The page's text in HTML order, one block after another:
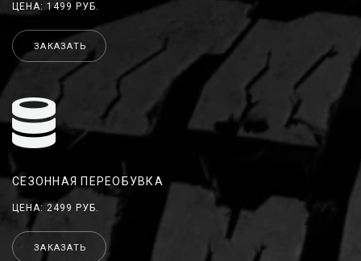
ЦЕНА: 1499 РУБ.
ЗАКАЗАТЬ
СЕЗОННАЯ ПЕРЕОБУВКА
ЦЕНА: 2499 РУБ.
ЗАКАЗАТЬ